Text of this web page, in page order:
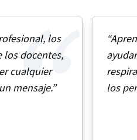
los
los docentes,
cualquier
mensaje.”
los